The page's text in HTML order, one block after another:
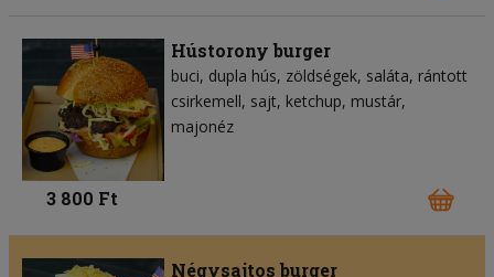
Hústorony burger
buci dupla hús zöldségek saláta rántott
csirkemell sajt ketchup mustár
majonéz
3 800 Ft
Négysajtos burger